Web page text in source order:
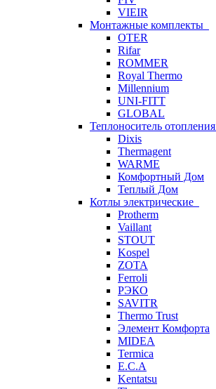
VIEIR
Монтажные комплекты
OTER
Rifar
ROMMER
Royal Thermo
Millennium
UNI-FITT
GLOBAL
Теплоноситель отопления
Dixis
Thermagent
WARME
Комфортный Дом
Теплый Дом
Котлы электрические
Protherm
Vaillant
STOUT
Kospel
ZOTA
Ferroli
РЭКО
SAVITR
Thermo Trust
Элемент Комфорта
MIDEA
Termica
E.C.A
Kentatsu